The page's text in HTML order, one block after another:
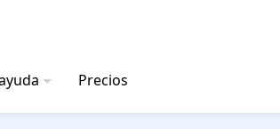
Precios